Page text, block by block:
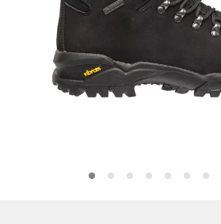
Calzado informal
Táctico